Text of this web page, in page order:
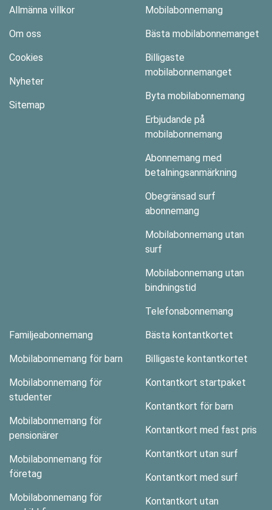
Allmänna villkor
Om oss
Cookies
Nyheter
Sitemap
Mobilabonnemang
Bästa mobilabonnemanget
Billigaste
mobilabonnemanget
Byta mobilabonnemang
Erbjudande på
mobilabonnemang
Abonnemang med
betalningsanmärkning
Obegränsad surf
abonnemang
Mobilabonnemang utan
surf
Mobilabonnemang utan
bindningstid
Telefonabonnemang
Familjeabonnemang
Mobilabonnemang för barn
Mobilabonnemang för
studenter
Mobilabonnemang för
pensionärer
Mobilabonnemang för
företag
Mobilabonnemang för
Bästa kontantkortet
Billigaste kontantkortet
Kontantkort startpaket
Kontantkort för barn
Kontantkort med fast pris
Kontantkort utan surf
Kontantkort med surf
Kontantkort utan